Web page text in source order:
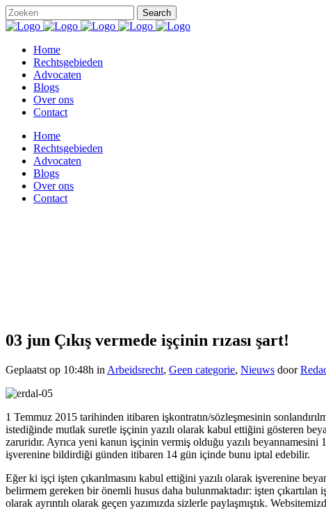
Home
Rechtsgebieden
Advocaten
Blogs
Over ons
Contact
Home
Rechtsgebieden
Advocaten
Blogs
Over ons
Contact
03 jun Çıkış vermede işçinin rızası şart!
Geplaatst op 10:48h in Arbeidsrecht, Geen categorie, Nieuws door
1 Temmuz 2015 tarihinden itibaren işkontratın/sözleşmesinin
istediğinde mutlak suretle işçinin yazılı olarak kabul ettiğini gösteren
zaruridır. Ayrıca yeni kanun işçinin vermiş olduğu yazılı beyannamesini
işverenine bildirdiği günden itibaren 14 gün içinde bunu iptal edebilir.
Eğer ki işçi işten çıkarılmasını kabul ettiğini yazılı olarak işverenine
belirmem gereken bir önemli husus daha bulunmaktadır: işten
olarak ayrıntılı olarak geçen yazımızda sizlerle paylaşmıştık.